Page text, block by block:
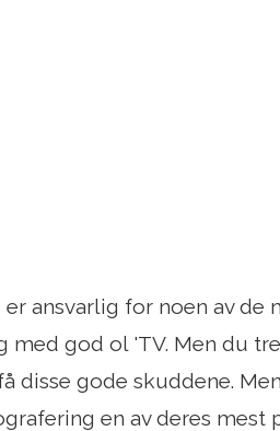
ansvarlig for noen av de
med god ol 'TV. Men du
disse gode skuddene.
en av deres mest